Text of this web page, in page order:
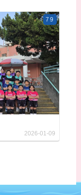
79
2026-01-09